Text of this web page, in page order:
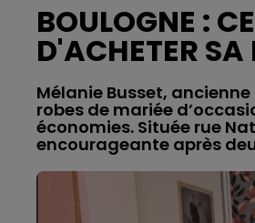
BOULOGNE :
D'ACHETER SA
Mélanie Busset,
robes de mariée
économies. Située rue
encourageante après